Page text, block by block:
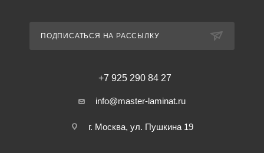
ПОДПИСАТЬСЯ НА РАССЫЛКУ
+7 925 290 84 27
info@master-laminat.ru
г. Москва, ул. Пушкина 19